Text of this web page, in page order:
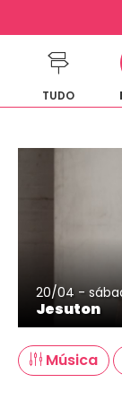
para
TUDO
20/04 -
Jesuton
Música